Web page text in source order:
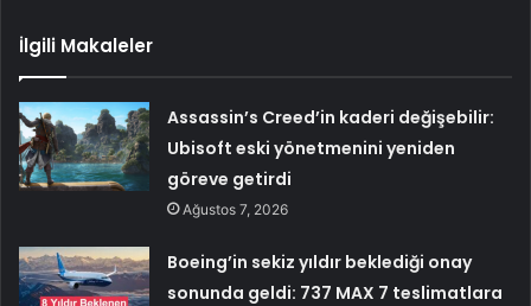
İlgili Makaleler
Assassin’s Creed’in kaderi değişebilir:
Ubisoft eski yönetmenini yeniden
göreve getirdi
Ağustos 7, 2026
Boeing’in sekiz yıldır beklediği onay
sonunda geldi: 737 MAX 7 teslimatlara